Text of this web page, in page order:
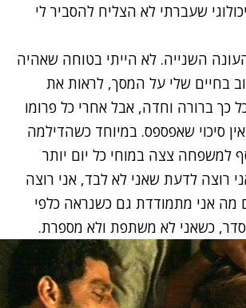
שעברתי לא הצליח להסביר לי
השנייה. לא הייתי בטוחה שאהיה
בחיים שלי על המסך, לראות את
כך ברורה וחדה, אבל אחרי כל פרומו
סיכוי שאפספס. במיוחד כשהדילמה
למשפחה צצה במוחי כל יום יותר
רוצה לדעת שאני לא לבד, אני רוצה
מה אני מתמודדת גם כשנראה כלפי
כשאני לא משתפת ולא מספרת.